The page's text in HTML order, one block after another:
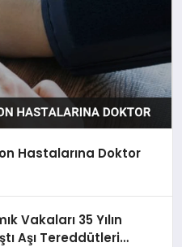
Hastalarına Doktor
Vakaları 35 Yılın
Aşı Tereddütleri